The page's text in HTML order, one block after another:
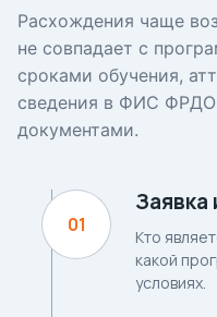
Расхождения чаще
не совпадает с
сроками обучения,
сведения в ФИС
документами.
Заявка
Кто
какой
условиях.